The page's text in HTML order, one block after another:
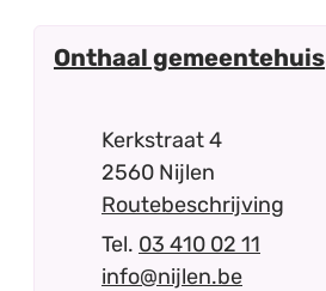
Contact
Onthaal gemeentehuis
AdresKerkstraat 4
,2560 Nijlen
Routebeschrijving
03 410 02 11
E-mailinfo@nijlen.be